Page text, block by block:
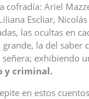
cofradía: Ariel
Escliar,
las ocultas en
la del saber
exhibiendo
y criminal.
en estos